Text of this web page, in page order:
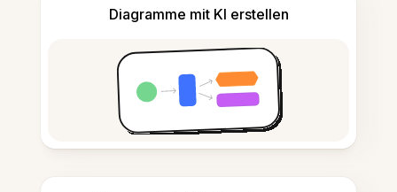
Diagramme mit KI erstellen